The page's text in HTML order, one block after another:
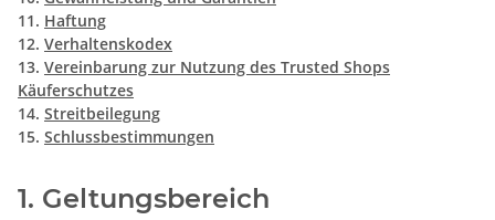
11. Haftung
12. Verhaltenskodex
13. Vereinbarung zur Nutzung des Trusted Shops
Käuferschutzes
14. Streitbeilegung
15. Schlussbestimmungen
1. Geltungsbereich